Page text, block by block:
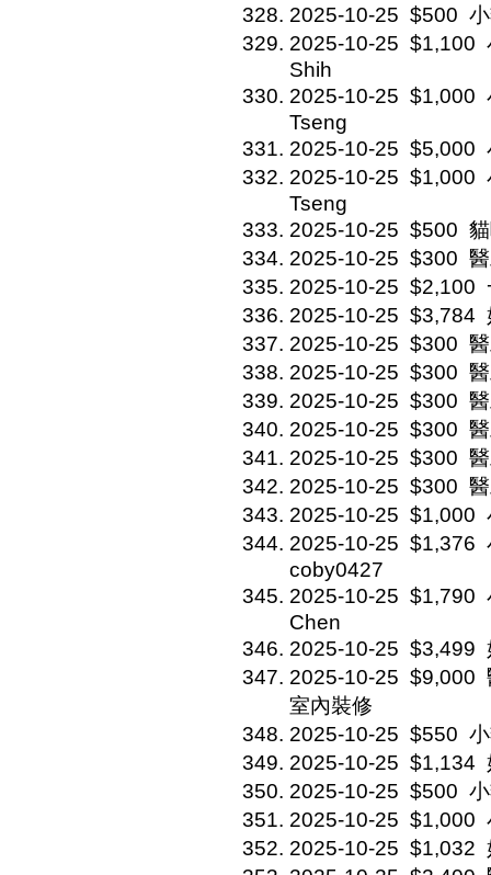
2025-10-25 $500
2025-10-25 $1,100
Shih
2025-10-25 $1,000
Tseng
2025-10-25 $5,000
2025-10-25 $1,000
Tseng
2025-10-25 $500
2025-10-25 $300
2025-10-25 $2,100
2025-10-25 $3,784
2025-10-25 $300
2025-10-25 $300
2025-10-25 $300
2025-10-25 $300
2025-10-25 $300
2025-10-25 $300
2025-10-25 $1,000
2025-10-25 $1,376
coby0427
2025-10-25 $1,790
Chen
2025-10-25 $3,499
2025-10-25 $9,000
室內裝修
2025-10-25 $550
2025-10-25 $1,134
2025-10-25 $500
2025-10-25 $1,000
2025-10-25 $1,032